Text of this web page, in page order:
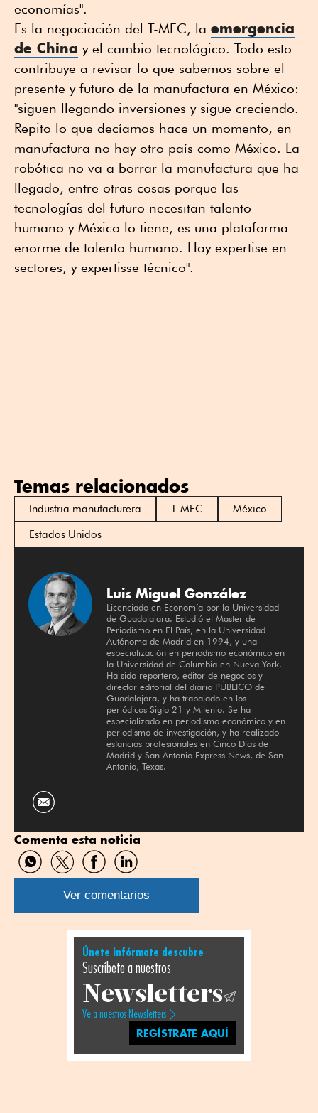
economías".
Es la negociación del T-MEC, la emergencia
de China y el cambio tecnológico. Todo esto
contribuye a revisar lo que sabemos sobre el
presente y futuro de la manufactura en México:
"siguen llegando inversiones y sigue creciendo.
Repito lo que decíamos hace un momento, en
manufactura no hay otro país como México. La
robótica no va a borrar la manufactura que ha
llegado, entre otras cosas porque las
tecnologías del futuro necesitan talento
humano y México lo tiene, es una plataforma
enorme de talento humano. Hay expertise en
sectores, y expertisse técnico".
Temas relacionados
Industria manufacturera T-MEC
México
Estados Unidos
Luis Miguel González
Licenciado en Economía por la Universidad
de Guadalajara. Estudió el Master de
Periodismo en El País, en la Universidad
Autónoma de Madrid en 1994, y una
especialización en periodismo económico en
la Universidad de Columbia en Nueva York.
Ha sido reportero, editor de negocios y
director editorial del diario PÚBLICO de
Guadalajara, y ha trabajado en los
periódicos Siglo 21 y Milenio. Se ha
especializado en periodismo económico y en
periodismo de investigación, y ha realizado
estancias profesionales en Cinco Días de
Madrid y San Antonio Express News, de San
Antonio, Texas.
Comenta esta noticia
Compartir
por
WhatsApp
Compartir
por
Twitter
Compartir
por
Facebook
Compartir
por
Linkedin
Ver comentarios
Únete infórmate descubre
Suscríbete a nuestros
Newsletters
Ve a nuestros Newsletters
REGÍSTRATE AQUÍ